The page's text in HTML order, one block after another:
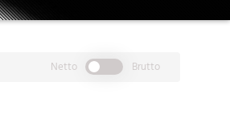
Netto Brutto